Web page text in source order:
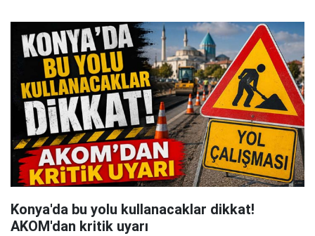
Konya'da bu yolu kullanacaklar dikkat!
AKOM'dan kritik uyarı